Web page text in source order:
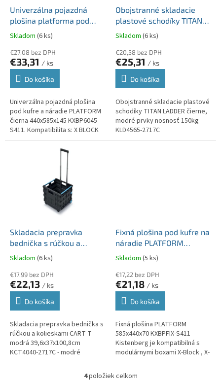
Univerzálna pojazdná
plošina platforma pod
kufre a náradie PLATFORM
čierna 440x585x145
KXBP6045-S411
Skladom (6 ks)
€27,08 bez DPH
€33,31 / ks
Do košíka
Univerzálna pojazdná plošina
pod kufre a náradie PLATFORM
čierna 440x585x145 KXBP6045-
S411. Kompatibilita s: X BLOCK
PRO 30 a 40, X BLOCK LOG 30 a
Obojstranné skladacie
plastové schodíky TITAN
LADDER čierne, modré
prvky nosnosť 150kg
KLD4565-2717C
Skladom (6 ks)
€20,58 bez DPH
€25,31 / ks
Do košíka
Obojstranné skladacie plastové
schodíky TITAN LADDER čierne,
modré prvky nosnosť 150kg
KLD4565-2717C
Skladacia prepravka
bednička s rúčkou a
kolieskami CART T modrá
39,6x37x100,8cm
KCT4040-2717C
Skladom (6 ks)
€17,99 bez DPH
€22,13 / ks
Do košíka
Skladacia prepravka bednička s
rúčkou a kolieskami CART T
modrá 39,6x37x100,8cm
KCT4040-2717C - modré
Fixná plošina pod kufre na
náradie PLATFORM
585x440x70 čierna
nosnosť 120kg KXBPFIX-
S411
Skladom (5 ks)
€17,22 bez DPH
€21,18 / ks
Do košíka
Fixná plošina PLATFORM
585x440x70 KXBPFIX-S411
Kistenberg je kompatibilná s
modulárnymi boxami X-Block , X-
4položiek celkom